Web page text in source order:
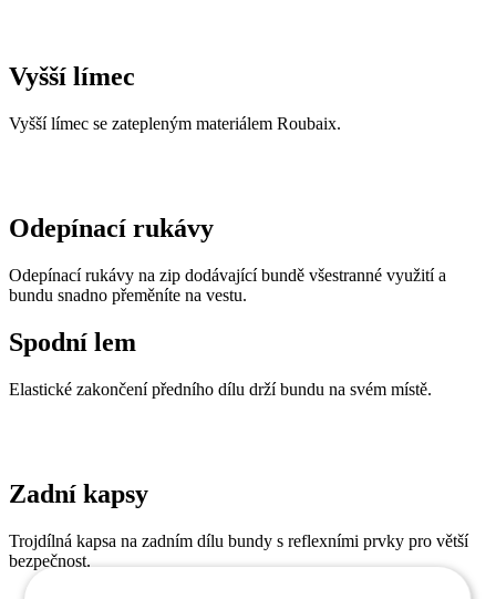
Vyšší límec
Vyšší límec se zatepleným materiálem Roubaix.
Odepínací rukávy
Odepínací rukávy na zip dodávající bundě všestranné využití a
bundu snadno přeměníte na vestu.
Spodní lem
Elastické zakončení předního dílu drží bundu na svém místě.
Zadní kapsy
Trojdílná kapsa na zadním dílu bundy s reflexními prvky pro větší
bezpečnost.